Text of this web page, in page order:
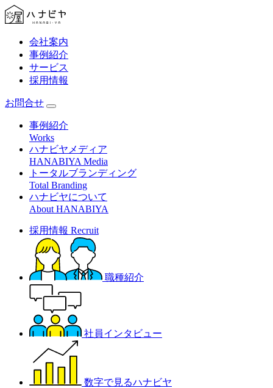
会社案内
事例紹介
サービス
採用情報
お問合せ
事例紹介
Works
ハナビヤメディア
HANABIYA Media
トータルブランディング
Total Branding
ハナビヤについて
About HANABIYA
採用情報 Recruit
職種紹介
社員インタビュー
数字で見るハナビヤ